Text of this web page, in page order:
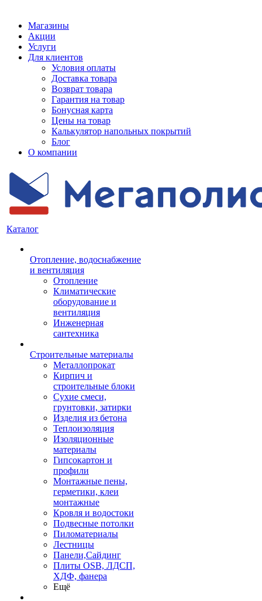
Магазины
Акции
Услуги
Для клиентов
Условия оплаты
Доставка товара
Возврат товара
Гарантия на товар
Бонусная карта
Цены на товар
Калькулятор напольных покрытий
Блог
О компании
Каталог
Отопление, водоснабжение
и вентиляция
Отопление
Климатические
оборудование и
вентиляция
Инженерная
сантехника
Строительные материалы
Металлопрокат
Кирпич и
строительные блоки
Сухие смеси,
грунтовки, затирки
Изделия из бетона
Теплоизоляция
Изоляционные
материалы
Гипсокартон и
профили
Монтажные пены,
герметики, клеи
монтажные
Кровля и водостоки
Подвесные потолки
Пиломатериалы
Лестницы
Панели,Сайдинг
Плиты OSB, ЛДСП,
ХДФ, фанера
Ещё